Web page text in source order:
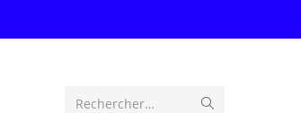
Rechercher…